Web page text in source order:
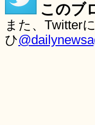
このブ
また、Twitter
ひ